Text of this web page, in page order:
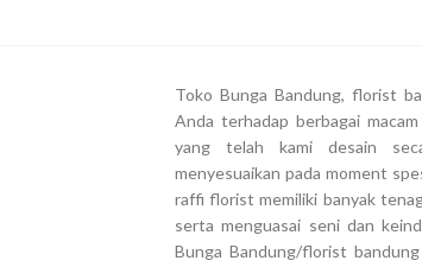
Toko Bunga Bandung, florist
Anda terhadap berbagai
yang telah kami desain
menyesuaikan pada moment
raffi florist memiliki banyak
serta menguasai seni dan
Bunga Bandung/florist